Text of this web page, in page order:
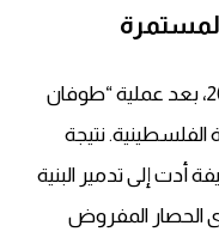
بدأت الحرب في غزة في 7 أكتوبر 2023، بعد عملية “طوفان
الفلسطينية. نتيجة
أدت إلى تدمير البنية
الحصار المفروض